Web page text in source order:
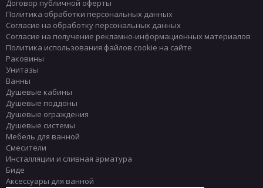
Договор публичной оферты
Политика обработки персональных данных
Согласие на обработку персональных данных
Согласие на получение рекламно-информационных материалов
Политика использования файлов cookie на сайте
Раковины
Унитазы
Ванны
Душевые кабины
Душевые поддоны
Душевые ограждения
Душевые системы
Мебель для ванной
Смесители
Инсталляции и сливная арматура
Биде
Аксессуары для ванной